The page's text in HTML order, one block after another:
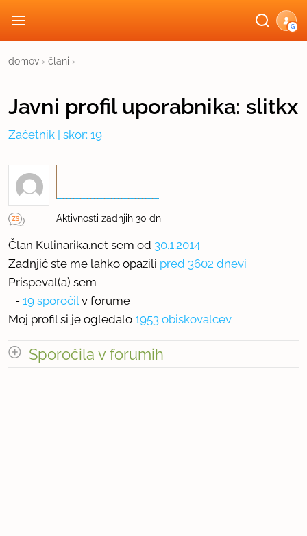
G
domov › člani ›
Javni profiluporabnika: slitkx
Začetnik | skor: 19
Aktivnosti zadnjih 30 dni
Član Kulinarika.net sem od 30.1.2014
Zadnjič ste me lahko opazili pred 3602 dnevi
Prispeval(a) sem
- 19 sporočil v forume
Moj profil si je ogledalo 1953 obiskovalcev
Sporočila v forumih